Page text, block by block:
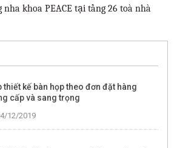
khoa PEACE tại tầng 26 toà nhà
thiết kế bàn họp theo đơn đặt hàng
cấp và sang trọng
12/2019